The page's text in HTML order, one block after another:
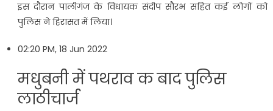
इस दौरान पालीगंज के विधायक संदीप सौरभ सहित कई लोगों को
पुलिस ने हिरासत में लिया।
02:20 PM, 18 Jun 2022
मधुबनी में पथराव क बाद पुलिस
लाठीचार्ज